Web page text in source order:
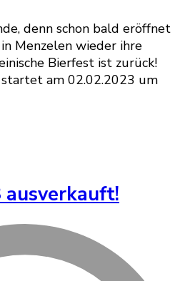
denn schon bald eröffnet
Menzelen wieder ihre
Bierfest ist zurück!
am 02.02.2023 um
ausverkauft!